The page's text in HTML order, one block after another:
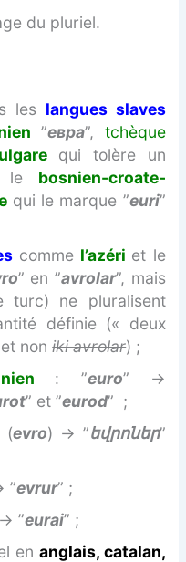
du pluriel.
les langues slaves
”евра”, tchèque
qui tolère un
le bosnien-croate-
qui le marque ”euri”
comme l’azéri et le
” en ”avrolar”, mais
turc) ne pluralisent
définie (« deux
et noniki avrolar) ;
: ”euro” →
” et ”eurod” ;
(evro) → ”եվրոներ”
”evrur” ;
”eurai” ;
en anglais, catalan,